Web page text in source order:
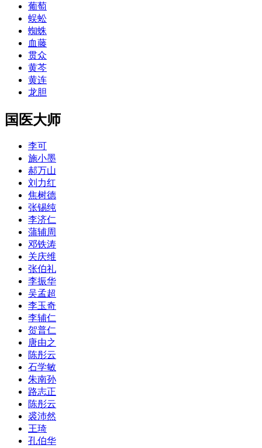
葡萄
蜈蚣
蜘蛛
血藤
贯众
黄芩
黄连
龙胆
国医大师
李可
施小墨
郝万山
刘力红
焦树德
张锡纯
李济仁
蒲辅周
邓铁涛
关庆维
张伯礼
李振华
吴孟超
李玉奇
李辅仁
贺普仁
唐由之
陈彤云
石学敏
朱南孙
路志正
陈彤云
裘沛然
王琦
孔伯华